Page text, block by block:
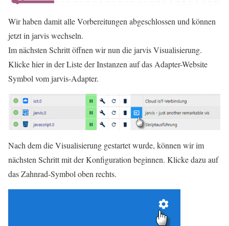
Wir haben damit alle Vorbereitungen abgeschlossen und können
jetzt in jarvis wechseln.
Im nächsten Schritt öffnen wir nun die jarvis Visualisierung.
Klicke hier in der Liste der Instanzen auf das Adapter-Website
Symbol vom jarvis-Adapter.
Nach dem die Visualisierung gestartet wurde, können wir im
nächsten Schritt mit der Konfiguration beginnen. Klicke dazu auf
das Zahnrad-Symbol oben rechts.